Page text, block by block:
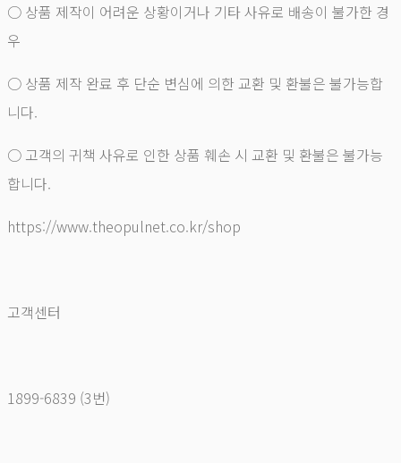
○ 상품 제작이 어려운 상황이거나 기타 사유로 배송이 불가한 경
우
○ 상품 제작 완료 후 단순 변심에 의한 교환 및 환불은 불가능합
니다.
○ 고객의 귀책 사유로 인한 상품 훼손 시 교환 및 환불은 불가능
합니다.
https://www.theopulnet.co.kr/shop
고객센터
1899-6839 (3번)